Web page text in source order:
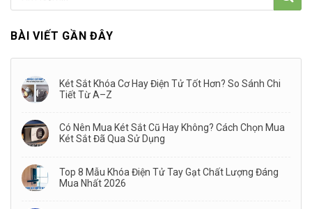
BÀI VIẾT GẦN ĐÂY
Két Sắt Khóa Cơ Hay Điện Tử Tốt Hơn? So Sánh Chi
Tiết Từ A–Z
Có Nên Mua Két Sắt Cũ Hay Không? Cách Chọn Mua
Két Sắt Đã Qua Sử Dụng
Top 8 Mẫu Khóa Điện Tử Tay Gạt Chất Lượng Đáng
Mua Nhất 2026